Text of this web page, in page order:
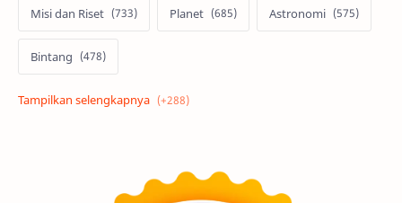
Misi dan Riset Planet Astronomi
Bintang
Alam semesta Galaksi
Tata Surya Hype